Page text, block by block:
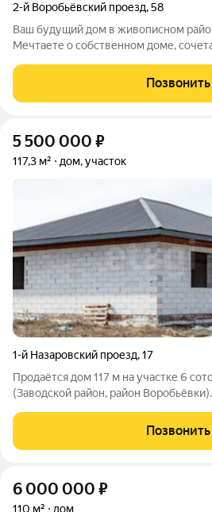
2-й Воробьёвский проезд,58
Ваш будущий дом в живописном
Мечтаете о собственном доме,
вашему вниманию уникальное
просторный дом площадью 90 м на
Позвонить
5 500 000 ₽
117,3 м² дом, участок
1-й Назаровский проезд,17
Продаётся дом 117 м на участке 6
(Заводской район, район
- расположение на первой линии от
близость к природе; - дом из
Позвонить
6 000 000 ₽
110 м² дом